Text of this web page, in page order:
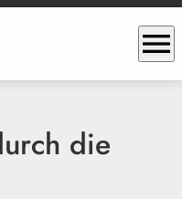
menu
die